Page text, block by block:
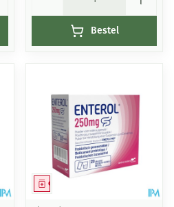
Bestel
Geneesmiddel